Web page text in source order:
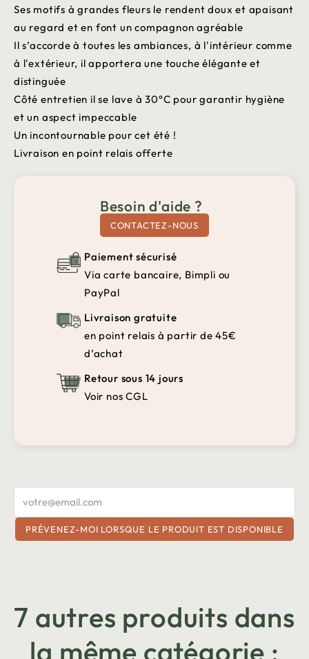
Ses motifs à grandes fleurs le rendent doux et apaisant
au regard et en font un compagnon agréable
Il s’accorde à toutes les ambiances, à l'intérieur comme
à l'extérieur, il apportera une touche élégante et
distinguée
Côté entretien il se lave à 30°C pour garantir hygiène
et un aspect impeccable
Un incontournable pour cet été !
Livraison en point relais offerte
Besoin d'aide ?
CONTACTEZ-NOUS
Paiement sécurisé
Via carte bancaire, Bimpli ou
PayPal
Livraison gratuite
en point relais à partir de 45€
d’achat
Retour sous 14 jours
Voir nos CGL
PRÉVENEZ-MOI LORSQUE LE PRODUIT EST DISPONIBLE
7 autres produits dans
la même catégorie :